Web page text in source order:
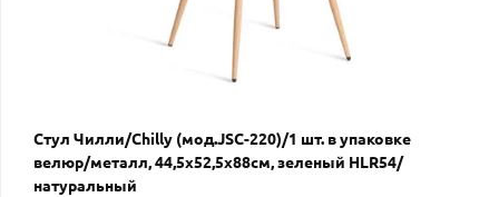
Стул Чилли/Chilly (мод.JSC-220)/1 шт. в упаковке
велюр/металл, 44,5х52,5х88см, зеленый HLR54/
натуральный